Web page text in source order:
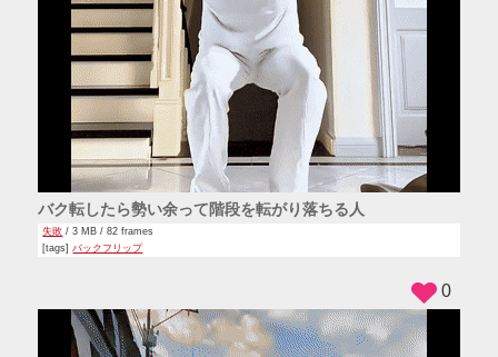
バク転したら勢い余って階段を転がり落ちる人
失敗 / 3 MB / 82 frames
[tags] バックフリップ
0